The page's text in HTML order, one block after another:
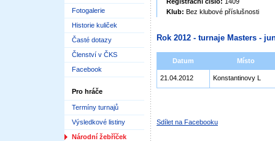
Fotogalerie
Historie kuliček
Časté dotazy
Členství v ČKS
Facebook
Pro hráče
Termíny turnajů
Výsledkové listiny
Národní žebříček
Klub: Bez klubové příslušnosti
Rok 2012 - turnaje Masters -
Datum Místo
21.04.2012 Konstantinovy L
Sdílet na Facebooku